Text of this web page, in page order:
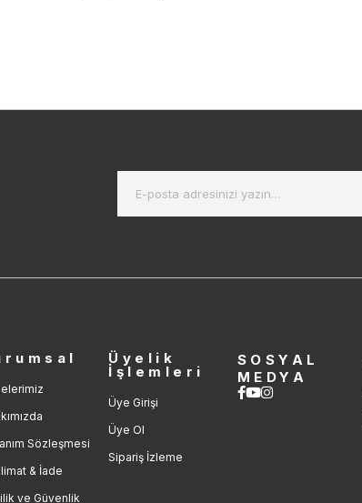
Sözleşmesi
& İade
ve Güvenlik
Üyelik
İşlemleri
Üye Girişi
Üye Ol
Sipariş İzleme
SOSYAL
MEDYA